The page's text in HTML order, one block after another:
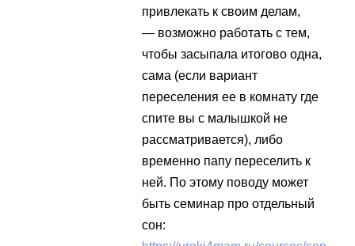
привлекать к своим делам,
— возможно работать с тем,
чтобы засыпала итогово одна,
сама (если вариант
переселения ее в комнату где
спите вы с малышкой не
рассматривается), либо
временно папу переселить к
ней. По этому поводу может
быть семинар про отдельный
сон: